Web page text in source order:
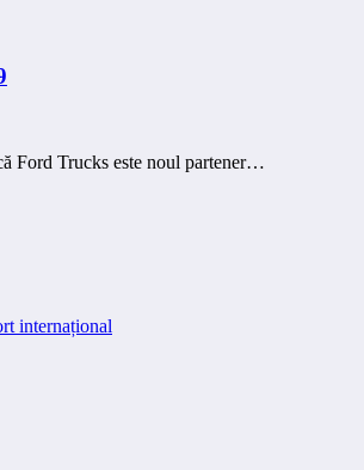
Ford Trucks este noul partener…
internațional